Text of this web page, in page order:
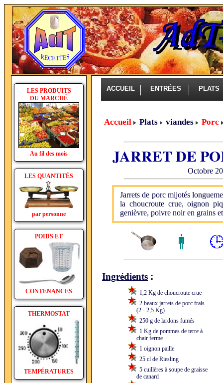
LES PRODUITS
DU MARCHÉ
Au fil des mois
LES QUANTITÉS
par personne
POIDS ET
CONTENANCES
THERMOSTAT
TEMPÉRATURES
ACCUEIL ENTRÉES PLATS
Accueil Plats viandes Porc
JARRET DE
Octobre
Jarrets de porc mijotés
la choucroute crue, oignon
genièvre, poivre noir en grains
Ingrédients :
1,2 Kg de choucroute crue
2 beaux jarrets de porc frais
(2 - 2,5 Kg)
250 g de lardons fumés
1 Kg de pommes de terre à
chair ferme
1 oignon paille
25 cl de Riesling
5 cuillères à soupe de graisse
de canard